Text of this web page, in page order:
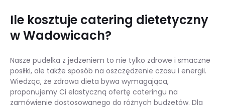
Ile kosztuje catering dietetyczny
w Wadowicach?
Nasze pudełka z jedzeniem to nie tylko zdrowe i smaczne
posiłki, ale także sposób na oszczędzenie czasu i energii.
Wiedząc, że zdrowa dieta bywa wymagająca,
proponujemy Ci elastyczną ofertę cateringu na
zamówienie dostosowanego do różnych budżetów. Dla